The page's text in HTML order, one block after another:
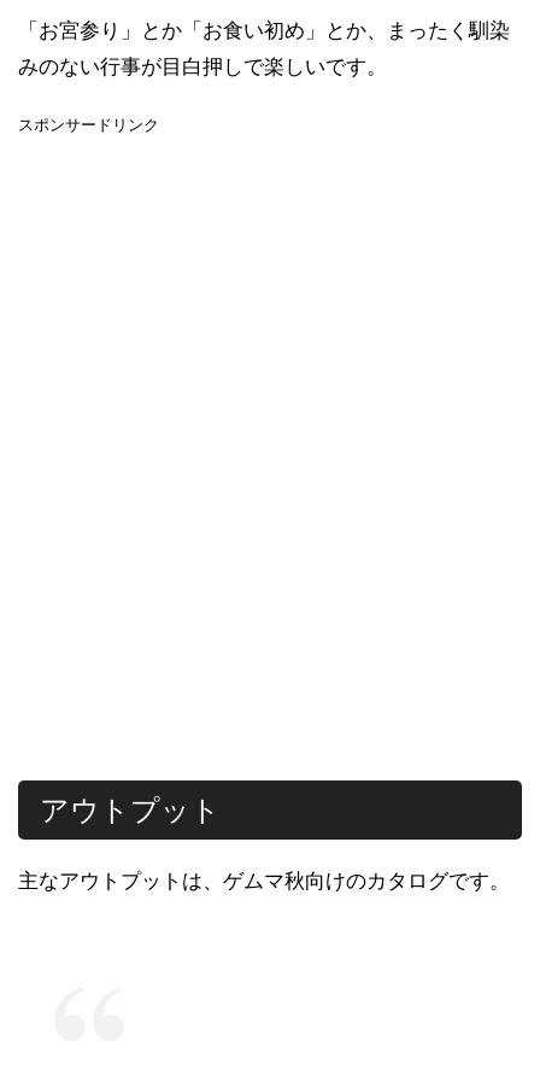
「お宮参り」とか「お食い初め」とか、まったく馴染
みのない行事が目白押しで楽しいです。
スポンサードリンク
アウトプット
主なアウトプットは、ゲムマ秋向けのカタログです。